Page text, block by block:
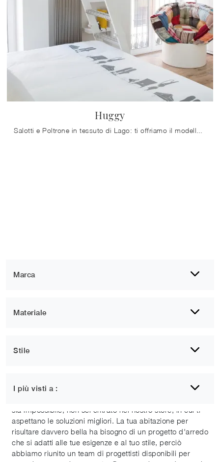
Marca
Materiale
Stile
I più visti a :
Huggy
sia impossibile, non sei entrato nel nostro store, in cui ti
aspettano le soluzioni migliori. La tua abitazione per
risultare davvero bella ha bisogno di un progetto d'arredo
che si adatti alle tue esigenze e al tuo stile, perciò
abbiamo riunito un team di progettisti disponibili per